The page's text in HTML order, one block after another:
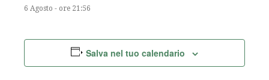
6 Agosto - ore 21:56
Salva nel tuo calendario